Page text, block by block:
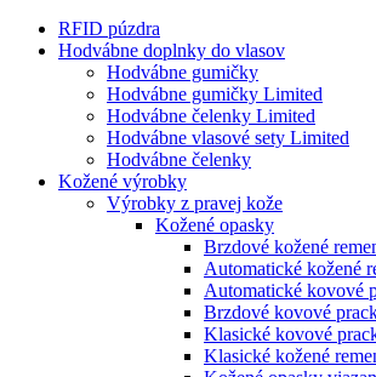
RFID púzdra
Hodvábne doplnky do vlasov
Hodvábne gumičky
Hodvábne gumičky Limited
Hodvábne čelenky Limited
Hodvábne vlasové sety Limited
Hodvábne čelenky
Kožené výrobky
Výrobky z pravej kože
Kožené opasky
Brzdové kožené
Automatické kožené
Automatické kovové
Brzdové kovové
Klasické kovové
Klasické kožené